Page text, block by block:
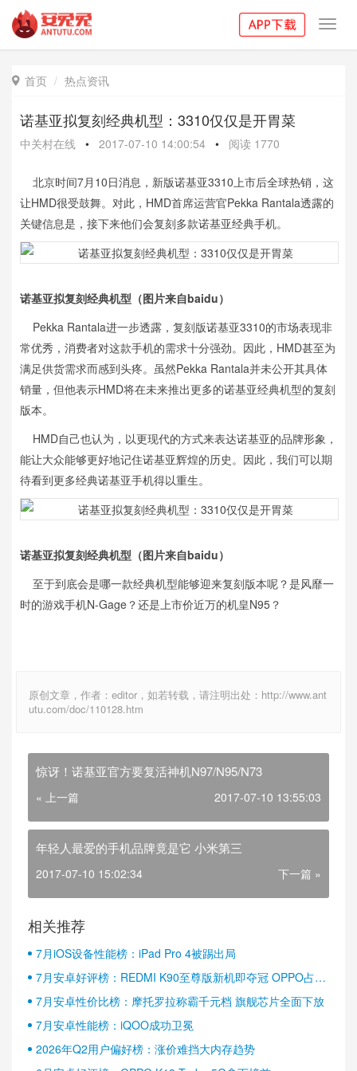
 首页 热点资讯
诺基亚拟复刻经典机型：3310仅仅是开胃菜
中关村在线 • 2017-07-10 14:00:54 • 阅读 1770
北京时间7月10日消息，新版诺基亚3310上市后全球热销，这
让HMD很受鼓舞。对此，HMD首席运营官Pekka Rantala透露的
关键信息是，接下来他们会复刻多款诺基亚经典手机。
诺基亚拟复刻经典机型（图片来自baidu）
Pekka Rantala进一步透露，复刻版诺基亚3310的市场表现非
常优秀，消费者对这款手机的需求十分强劲。因此，HMD甚至为
满足供货需求而感到头疼。虽然Pekka Rantala并未公开其具体
销量，但他表示HMD将在未来推出更多的诺基亚经典机型的复刻
版本。
HMD自己也认为，以更现代的方式来表达诺基亚的品牌形象，
能让大众能够更好地记住诺基亚辉煌的历史。因此，我们可以期
待看到更多经典诺基亚手机得以重生。
诺基亚拟复刻经典机型（图片来自baidu）
至于到底会是哪一款经典机型能够迎来复刻版本呢？是风靡一
时的游戏手机N-Gage？还是上市价近万的机皇N95？
原创文章，作者：editor，如若转载，请注明出处：http://www.ant
utu.com/doc/110128.htm
惊讶！诺基亚官方要复活神机N97/N95/N73
« 上一篇 2017-07-10 13:55:03
年轻人最爱的手机品牌竟是它 小米第三
2017-07-10 15:02:34 下一篇 »
相关推荐
7月iOS设备性能榜：iPad Pro 4被踢出局
7月安卓好评榜：REDMI K90至尊版新机即夺冠 OPPO占据
半壁江山
7月安卓性价比榜：摩托罗拉称霸千元档 旗舰芯片全面下放
7月安卓性能榜：iQOO成功卫冕
2026年Q2用户偏好榜：涨价难挡大内存趋势